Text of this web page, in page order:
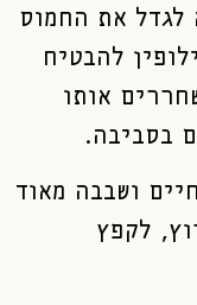
לגדל את החמוס
להבטיח
אותו
בסביבה.
ושבבה מאוד
לקפץ